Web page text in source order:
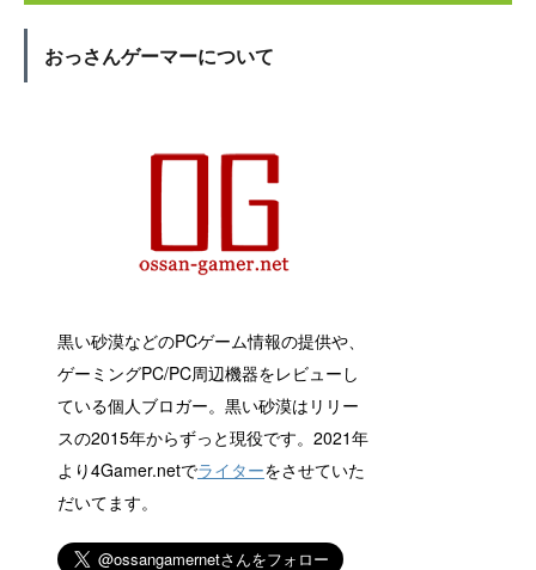
おっさんゲーマーについて
黒い砂漠などのPCゲーム情報の提供や、
ゲーミングPC/PC周辺機器をレビューし
ている個人ブロガー。黒い砂漠はリリー
スの2015年からずっと現役です。2021年
より4Gamer.netでライターをさせていた
だいてます。